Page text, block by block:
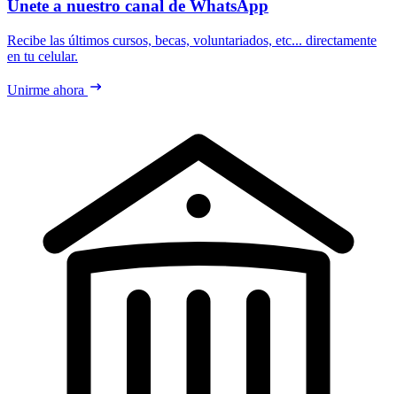
Únete a nuestro canal de WhatsApp
Recibe las últimos cursos, becas, voluntariados, etc... directamente
en tu celular.
Unirme ahora